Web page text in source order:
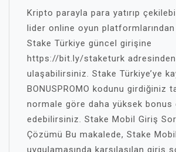
Kripto parayla para yatırıp
lider online oyun
Stake Türkiye güncel girişine
https://bit.ly/staketurk adresinden
ulaşabilirsiniz. Stake Türkiye’ye
BONUSPROMO kodunu girdiğiniz
normale göre daha yüksek bonus
edebilirsiniz. Stake Mobil Giriş
Çözümü Bu makalede, Stake Mobil
uygulamasında karşılaşılan giriş